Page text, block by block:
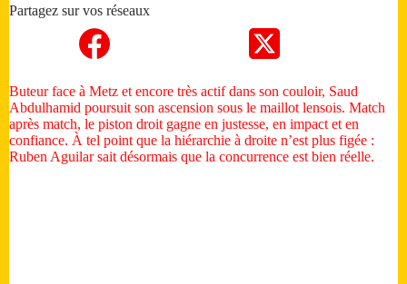
Partagez sur vos réseaux
Buteur face à Metz et encore très actif dans son couloir, Saud
Abdulhamid poursuit son ascension sous le maillot lensois. Match
après match, le piston droit gagne en justesse, en impact et en
confiance. À tel point que la hiérarchie à droite n’est plus figée :
Ruben Aguilar sait désormais que la concurrence est bien réelle.